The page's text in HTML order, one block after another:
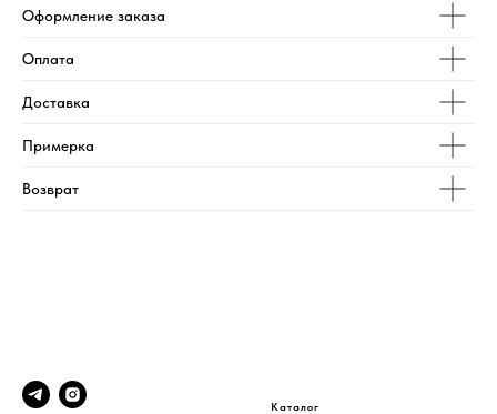
Оформление заказа
Оплата
Доставка
Примерка
Возврат
Каталог